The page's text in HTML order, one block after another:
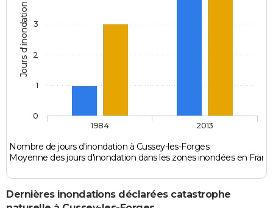
Jours d'inondation
Nombre de jours d'inondation à Cussey-les-Forges
Moyenne des jours d'inondation dans les zones inondées en
1984 2013
0
1
2
3
Dernières inondations déclarées catastrophe